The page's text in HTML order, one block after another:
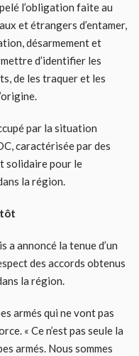
l’obligation faite au
et étrangers d’entamer,
désarmement et
d’identifier les
de les traquer et les
par la situation
caractérisée par des
solidaire pour le
la région.
a annoncé la tenue d’un
des accords obtenus
la région.
armés qui ne vont pas
« Ce n’est pas seule la
armés. Nous sommes